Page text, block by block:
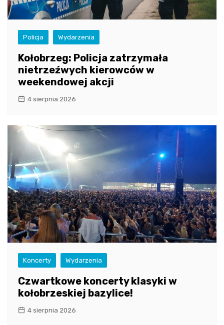
Policja Wydarzenia
Kołobrzeg: Policja zatrzymała
nietrzeźwych kierowców w
weekendowej akcji
4 sierpnia 2026
Koncerty Wydarzenia
Czwartkowe koncerty klasyki w
kołobrzeskiej bazylice!
4 sierpnia 2026